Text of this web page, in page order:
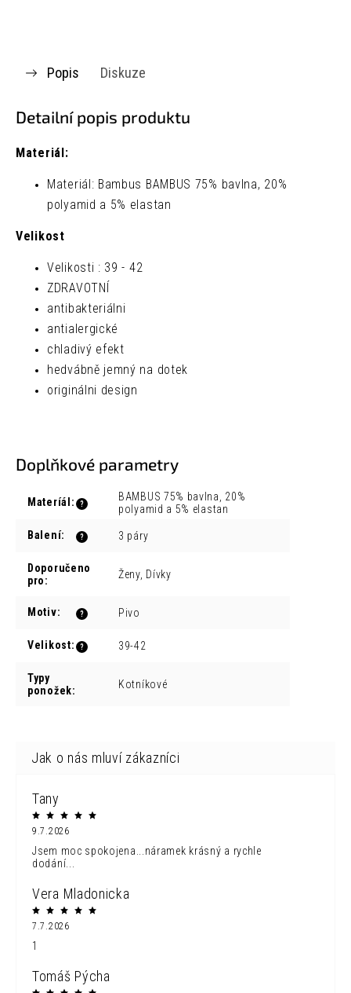
Popis Diskuze
Detailní popis produktu
Materiál:
Materiál: Bambus BAMBUS 75% bavlna, 20%
polyamid a 5% elastan
Velikost
Velikosti : 39 - 42
ZDRAVOTNÍ
antibakteriálni
antialergické
chladivý efekt
hedvábně jemný na dotek
originálni design
Doplňkové parametry
?
Materíál :
BAMBUS 75% bavlna, 20%
polyamid a 5% elastan
?
Balení: 3 páry
Doporučeno
pro: Ženy, Dívky
?
Motiv: Pivo
?
Velikost: 39-42
Typy
ponožek: Kotníkové
Tany
9.7.2026
Jsem moc spokojena...náramek krásný a rychle
dodání...
Vera Mladonicka
7.7.2026
1
Tomáš Pýcha